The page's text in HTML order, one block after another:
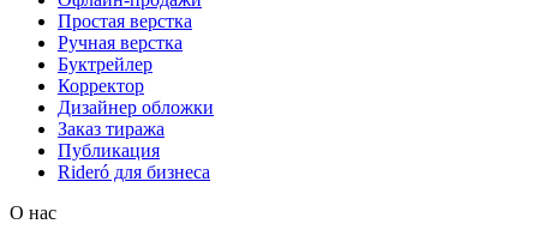
Простая верстка
Ручная верстка
Буктрейлер
Корректор
Дизайнер обложки
Заказ тиража
Публикация
Rideró для бизнеса
О нас